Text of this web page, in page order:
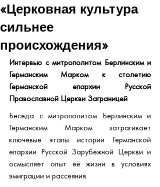
«Церковная культура
сильнее
происхождения»
Интервью с митрополитом Берлинским и
Германским Марком к столетию
Германской епархии Русской
Православной Церкви Заграницей
Беседа с митрополитом Берлинским и
Германским Марком затрагивает
ключевые этапы истории Германской
епархии Русской Зарубежной Церкви и
осмысляет опыт её жизни в условиях
эмиграции и рассеяния.